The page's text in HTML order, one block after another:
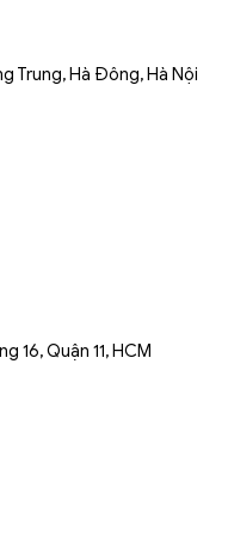
Trung, Hà Đông, Hà Nội
16, Quận 11, HCM